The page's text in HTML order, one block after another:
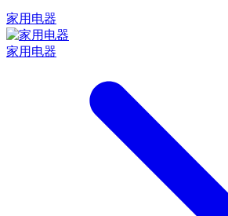
家用电器
家用电器